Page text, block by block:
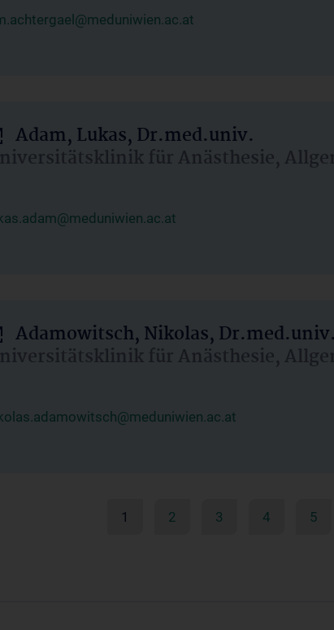
Adam, Lukas, Dr.med.univ.
für Anästhesie,
Adamowitsch, Nikolas, Dr.med.univ.
für Anästhesie,
1 2 3 4 5